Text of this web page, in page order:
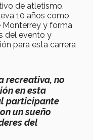
de atletismo,
10 años como
y forma
del evento y
para esta carrera
recreativa, no
en esta
participante
un sueño
del